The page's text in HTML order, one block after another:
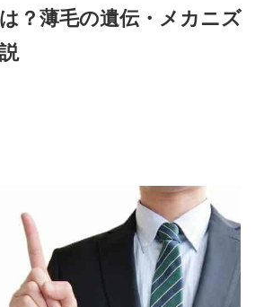
？薄毛の遺伝・メカニズ